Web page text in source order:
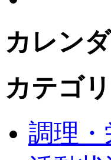
カレン
カテゴ
調理・